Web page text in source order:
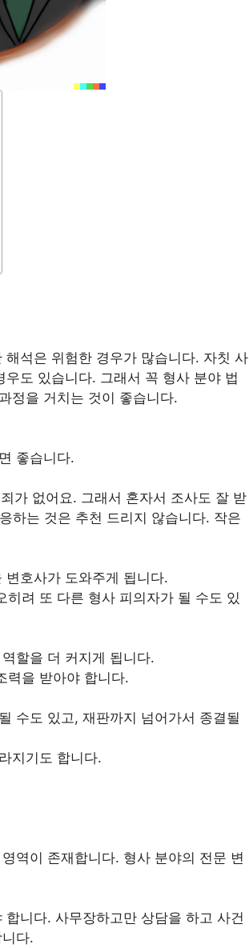
석은 위험한 경우가 많습니다. 자칫 사
도 있습니다. 그래서 꼭 형사 분야 법
정을 거치는 것이 좋습니다.
좋습니다.
가 없어요. 그래서 혼자서 조사도 잘 받
하는 것은 추천 드리지 않습니다. 작은
호사가 도와주게 됩니다.
려 또 다른 형사 피의자가 될 수도 있
할을 더 커지게 됩니다.
력을 받아야 합니다.
수도 있고, 재판까지 넘어가서 종결될
지기도 합니다.
역이 존재합니다. 형사 분야의 전문 변
니다. 사무장하고만 상담을 하고 사건
다.